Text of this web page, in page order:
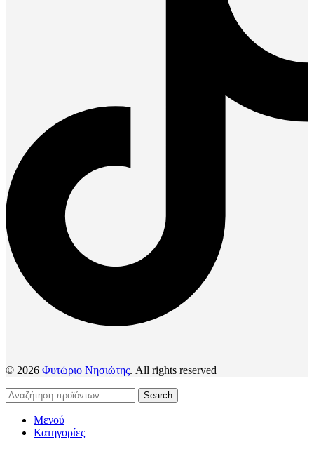
© 2026 Φυτώριο Νησιώτης. All rights reserved
Search
Μενού
Κατηγορίες